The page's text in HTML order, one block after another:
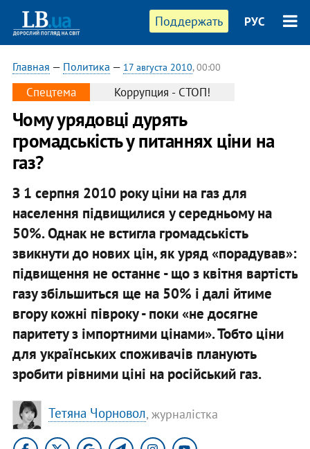
Поддержать РУС
Главная — Политика — 17 августа 2010, 00:00
Спецтема Коррупция - СТОП!
Чому урядовці дурять
громадськість у питаннях ціни на
газ?
З 1 серпня 2010 року ціни на газ для
населення підвищилися у середньому на
50%. Однак не встигла громадськість
звикнути до нових цін, як уряд «порадував»:
підвищення не останнє - що з квітня вартість
газу збільшиться ще на 50% і далі йтиме
вгору кожні півроку - поки «не досягне
паритету з імпортними цінами». Тобто ціни
для українських споживачів планують
зробити рівними ціні на російський газ.
Тетяна Чорновол, журналістка